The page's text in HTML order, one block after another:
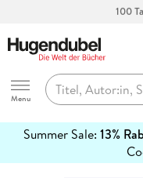
Hugendubel
Menu
Summer Sale: 13%
erfahren